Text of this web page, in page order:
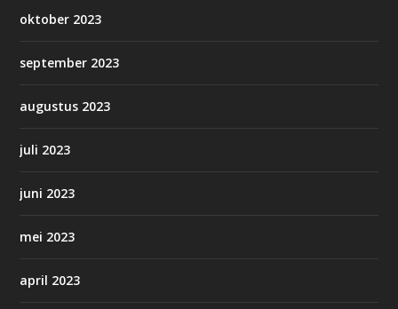
oktober 2023
september 2023
augustus 2023
juli 2023
juni 2023
mei 2023
april 2023